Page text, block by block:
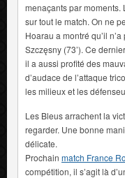
menaçants par
sur tout le match. On ne
Hoarau a montré qu’il
Szczęsny (73’). Ce
il a aussi profité des
d’audace de l’attaque
les milieux et les
Les Bleus arrachent la
regarder. Une bonne
délicate.
Prochain match France
compétition, il s’agit là